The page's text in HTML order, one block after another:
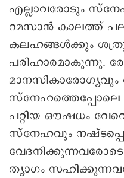
എല്ലാവരോടും
റമസാൻ കാലത്ത്
കലഹങ്ങൾക്കും
പരിഹാരമാകുന്നു.
മാനസികാരോഗ്യവും
സ്നേഹത്തെപ്പോലെ
പറ്റിയ ഔഷധം
സ്നേഹവും
ത്യാഗം